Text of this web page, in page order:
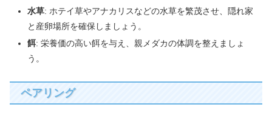
水草: ホテイ草やアナカリスなどの水草を繁茂させ、隠れ家
と産卵場所を確保しましょう。
餌: 栄養価の高い餌を与え、親メダカの体調を整えましょ
う。
ペアリング